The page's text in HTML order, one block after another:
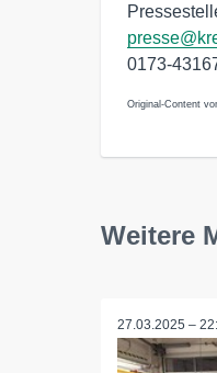
0173-
Original-Content
Weitere
27.03.2025 –